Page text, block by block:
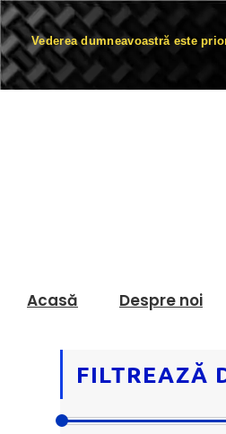
Vederea dumneavoastră este
Acasă Despre noi
FILTREAZĂ